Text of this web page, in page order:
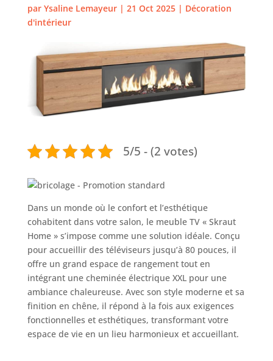
par Ysaline Lemayeur| 21 Oct 2025| Décoration
d'intérieur
5/5 - (2 votes)
Dans un monde où le confort et l’esthétique
cohabitent dans votre salon, le meuble TV « Skraut
Home » s’impose comme une solution idéale. Conçu
pour accueillir des téléviseurs jusqu’à 80 pouces, il
offre un grand espace de rangement tout en
intégrant une cheminée électrique XXL pour une
ambiance chaleureuse. Avec son style moderne et sa
finition en chêne, il répond à la fois aux exigences
fonctionnelles et esthétiques, transformant votre
espace de vie en un lieu harmonieux et accueillant.